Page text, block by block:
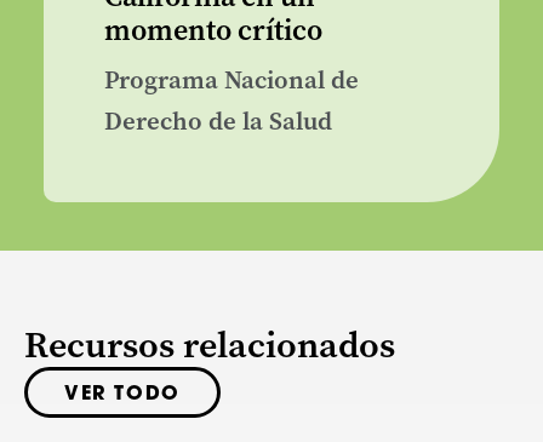
momento crítico
Programa Nacional de
Derecho de la Salud
Recursos relacionados
VER TODO